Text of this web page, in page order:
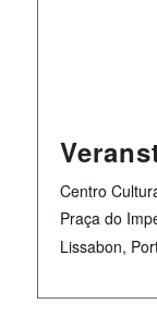
Centro
Praça do
Lissabon,